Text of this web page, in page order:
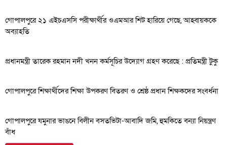
গোপালপুরে ২১ এইচএসসি পরীক্ষার্থীর ওএমআর শিট হারিয়ে গেছে, আহ্বায়ককে
অব্যাহতি
প্রধানমন্ত্রী তারেক রহমান নদী খনন কর্মসূচির উদ্যোগ গ্রহণ করেছে : প্রতিমন্ত্রী টুকু
গোপালপুরে শিক্ষার্থীদের শিক্ষা উপকরণ বিতরণ ও শ্রেষ্ঠ প্রধান শিক্ষকদের সংবর্ধনা
গোপালপুরে যমুনার ভাঙনে বিলীন বসতভিটা-আবাদি জমি, হুমকিতে বন্যা নিয়ন্ত্রণ
বাঁধ